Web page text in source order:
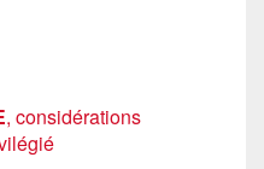
, considérations